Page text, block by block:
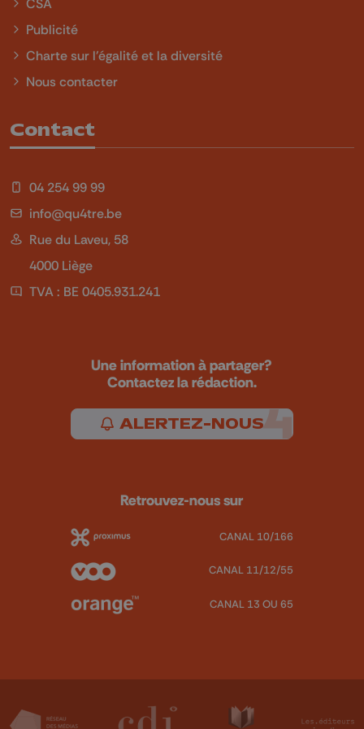
Publicité
Charte sur l'égalité et la diversité
Nous contacter
Contact
04 254 99 99
info@qu4tre.be
Rue du Laveu, 58
4000 Liège
TVA : BE 0405.931.241
Une information à partager?
Contactez la rédaction.
ALERTEZ-NOUS
Retrouvez-nous sur
CANAL 10/166
CANAL 11/12/55
CANAL 13 OU 65